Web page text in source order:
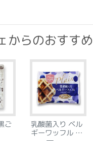
からのおすすめ
ご
乳酸菌入り ベル
ギーワッフル プ